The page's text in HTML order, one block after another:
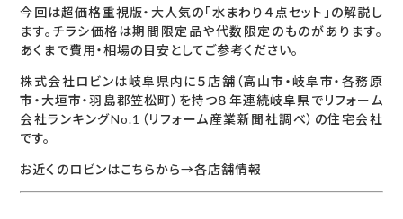
今回は超価格重視版・大人気の「水まわり４点セット」の解説し
ます。チラシ価格は期間限定品や代数限定のものがあります。
あくまで費用・相場の目安としてご参考ください。
株式会社ロビンは岐阜県内に５店舗（高山市・岐阜市・各務原
市・大垣市・羽島郡笠松町）を持つ８年連続岐阜県でリフォーム
会社ランキングNo.1（リフォーム産業新聞社調べ）の住宅会社
です。
お近くのロビンはこちらから→各店舗情報